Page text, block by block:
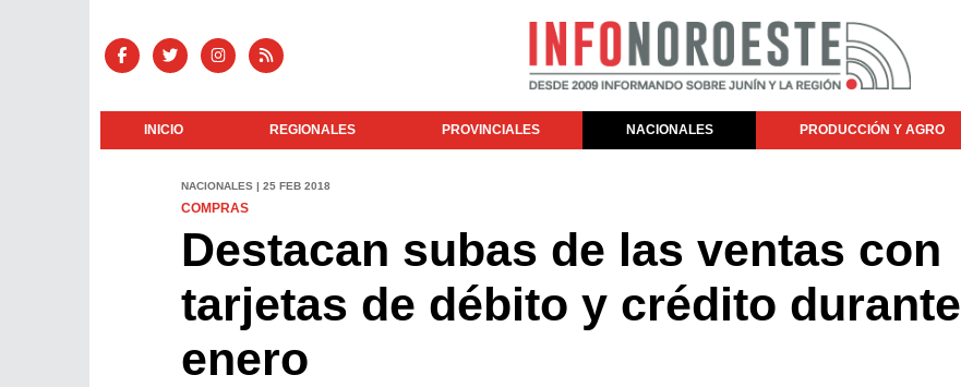
INICIO REGIONALES PROVINCIALES NACIONALES PRODUCCIÓN Y AGRO
NACIONALES | 25 FEB 2018
COMPRAS
Destacan subas de las ventas con
tarjetas de débito y crédito durante
enero